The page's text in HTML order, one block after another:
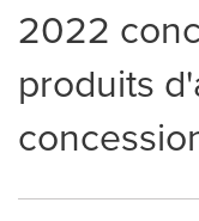
2022
produits